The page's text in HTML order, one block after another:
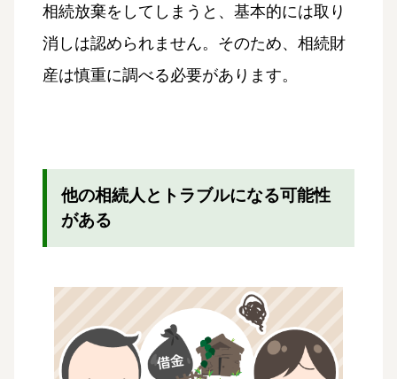
相続放棄をしてしまうと、基本的には取り
消しは認められません。そのため、相続財
産は慎重に調べる必要があります。
他の相続人とトラブルになる可能性
がある